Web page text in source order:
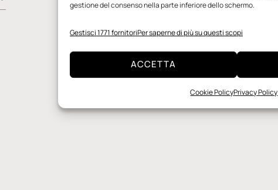
gestione del consenso nella parte inferiore dello schermo.
Gestisci 1771 fornitoriPer saperne di più su questi scopi
ACCETTA
Cookie PolicyPrivacy Policy